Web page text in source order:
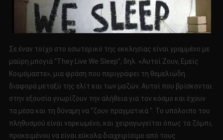
Σε έναν τοίχο στο εσωτερικό της εκκλησίας είναι γραμμένο με
μαύρη μπογιά “They Live We Sleep”, δηλ. «Αυτοί Ζουν, Εμείς
Κοιμόμαστε», μια φράση που περιγράφει τη θεμελιώδη
διαφορά μεταξύ της ελίτ και των μαζών. Αυτοί που βρίσκονται
στην εξουσία γνωρίζουν την αλήθεια για τον κόσμο και έχουν
τα μέσα και τη δύναμη να “ζουν πραγματικά “. Το υπόλοιπο του
πληθυσμού είναι ναρκωμένο, και χειραγωγείται όπως τα ζόμπι,
προκειμένου να είναι εύκολα διαχειρίσιμο από τους